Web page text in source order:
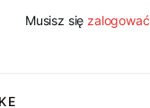
Musisz się zalogować